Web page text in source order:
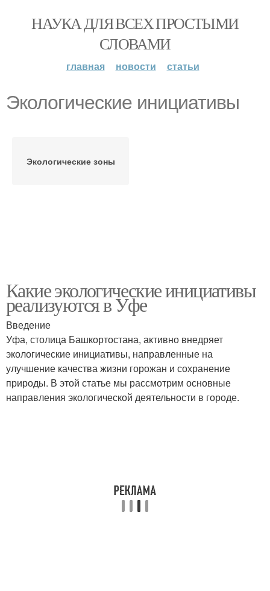
НАУКА ДЛЯ ВСЕХ ПРОСТЫМИ
СЛОВАМИ
главная новости статьи
Экологические инициативы
Экологические зоны
Какие экологические инициативы
реализуются в Уфе
Введение
Уфа, столица Башкортостана, активно внедряет
экологические инициативы, направленные на
улучшение качества жизни горожан и сохранение
природы. В этой статье мы рассмотрим основные
направления экологической деятельности в городе.